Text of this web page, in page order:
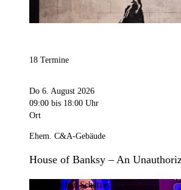
18 Termine
Do 6. August 2026
09:00 bis 18:00 Uhr
Ort
Ehem. C&A-Gebäude
House of Banksy – An
Stephan Schütze